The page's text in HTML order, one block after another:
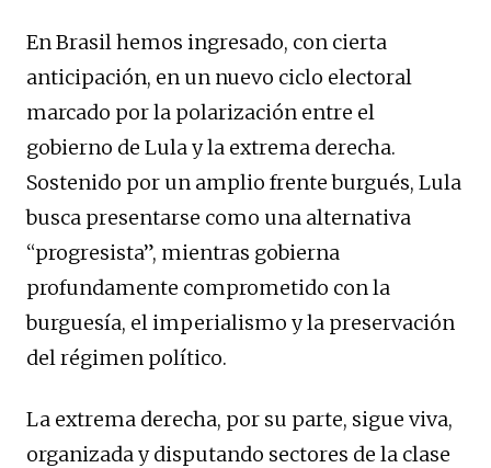
En Brasil hemos ingresado, con cierta
anticipación, en un nuevo ciclo electoral
marcado por la polarización entre el
gobierno de Lula y la extrema derecha.
Sostenido por un amplio frente burgués, Lula
busca presentarse como una alternativa
“progresista”, mientras gobierna
profundamente comprometido con la
burguesía, el imperialismo y la preservación
del régimen político.
La extrema derecha, por su parte, sigue viva,
organizada y disputando sectores de la clase